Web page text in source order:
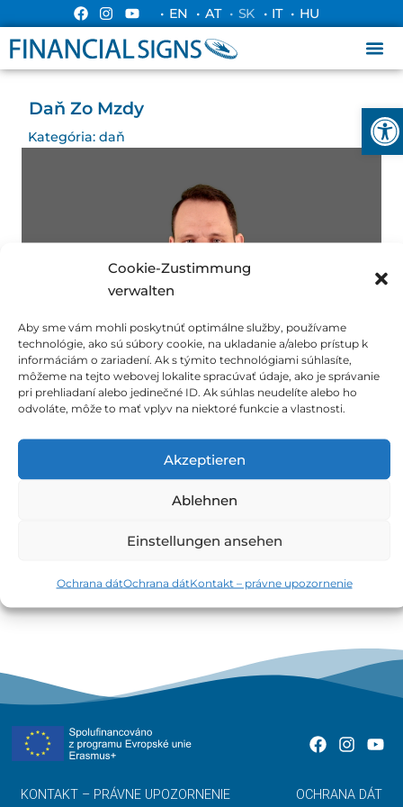
Cookie-Zustimmung
verwalten
Aby sme vám mohli poskytnúť optimálne služby, používame
technológie, ako sú súbory cookie, na ukladanie a/alebo prístup k
informáciám o zariadení. Ak s týmito technológiami súhlasíte,
môžeme na tejto webovej lokalite spracúvať údaje, ako je správanie
pri prehliadaní alebo jedinečné ID. Ak súhlas neudelíte alebo ho
odvoláte, môže to mať vplyv na niektoré funkcie a vlastnosti.
Akzeptieren
Ablehnen
Einstellungen ansehen
Ochrana dátOchrana dátKontakt – právne upozornenie
• EN • AT • SK • IT • HU
Daň Zo Mzdy
Kategória: daň
Zamestnávateľ ju odvádza daňovému úradu.“
KONTAKT – PRÁVNE UPOZORNENIE OCHRANA DÁT